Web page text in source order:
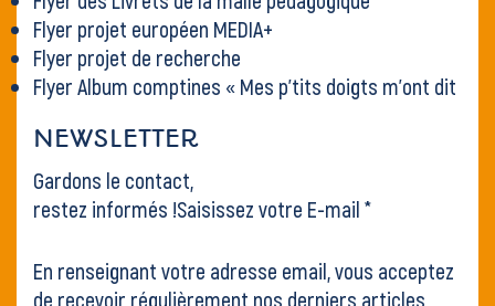
Flyer projet européen MEDIA+
Flyer projet de recherche
Flyer Album comptines « Mes p’tits doigts m’ont dit
NEWSLETTER
Gardons le contact,
restez informés !Saisissez votre E-mail *
En renseignant votre adresse email, vous acceptez
de recevoir régulièrement nos derniers articles